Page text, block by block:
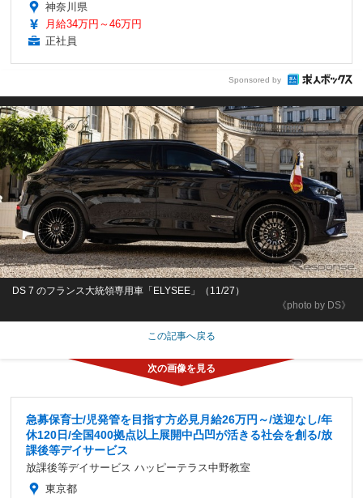
神奈川県
月給34万円～46万円
正社員
Sponsored by
《photo by DS》
DS 7 のフランス大統領専用車「ELYSEE」（11/27）
この記事へ戻る
急募保育士/児発管を目指す方必見月給26万円～/送迎なし/年
休120日/全国400拠点以上展開中凸凹が活きる社会を創る/放
課後等デイサービス
放課後等デイサービス ハッピーテラス中野教室
東京都